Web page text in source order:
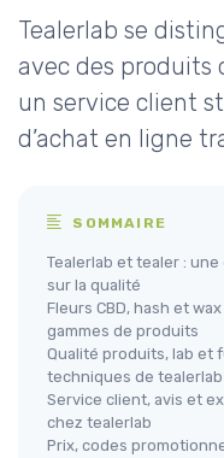
Tealerlab se
avec des produits
un service client
d’achat en ligne
SOMMAIRE
Tealerlab et tealer :
sur la qualité
Fleurs CBD, hash et
gammes de produits
Qualité produits, lab et
techniques de tealerlab
Service client, avis et
chez tealerlab
Prix, codes